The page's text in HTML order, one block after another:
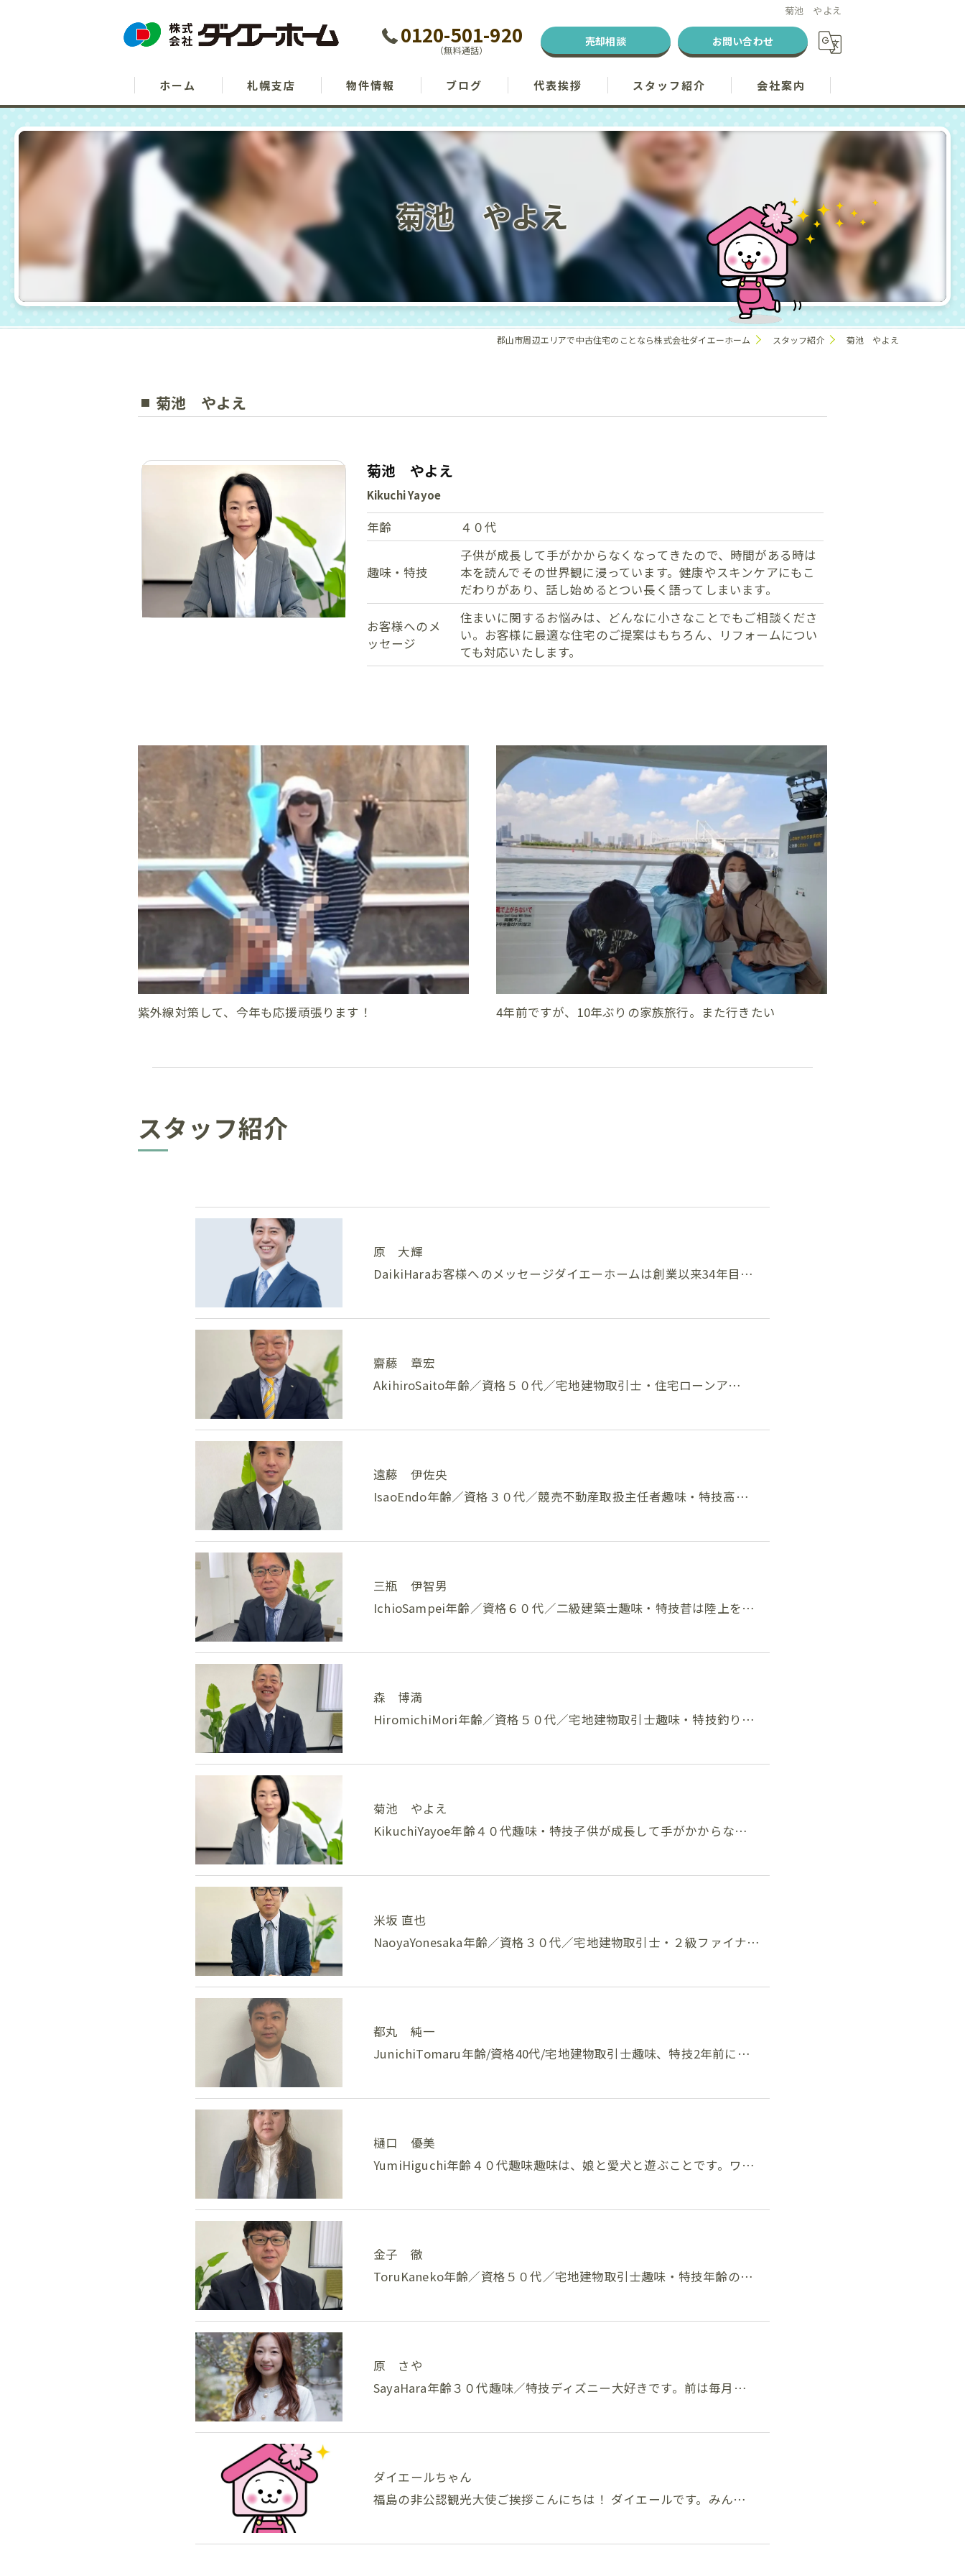
菊池 やよえ
0120-501-920
（無料通話）
売却相談 お問い合わせ
ホーム 札幌支店 物件情報 ブログ 代表挨拶 スタッフ紹介 会社案内
菊池 やよえ
郡山市周辺エリアで中古住宅のことなら株式会社ダイエーホーム スタッフ紹介 菊池 やよえ
菊池 やよえ
菊池 やよえ
Kikuchi Yayoe
年齢 ４０代
趣味・特技
子供が成長して手がかからなくなってきたので、時間がある時は
本を読んでその世界観に浸っています。健康やスキンケアにもこ
だわりがあり、話し始めるとつい長く語ってしまいます。
お客様へのメ
ッセージ
住まいに関するお悩みは、どんなに小さなことでもご相談くださ
い。お客様に最適な住宅のご提案はもちろん、リフォームについ
ても対応いたします。
紫外線対策して、今年も応援頑張ります！ 4年前ですが、10年ぶりの家族旅行。また行きたい
スタッフ紹介
原 大輝
DaikiHaraお客様へのメッセージダイエーホームは創業以来34年目…
齋藤 章宏
AkihiroSaito年齢／資格５０代／宅地建物取引士・住宅ローンア…
遠藤 伊佐央
IsaoEndo年齢／資格３０代／競売不動産取扱主任者趣味・特技高…
三瓶 伊智男
IchioSampei年齢／資格６０代／二級建築士趣味・特技昔は陸上を…
森 博満
HiromichiMori年齢／資格５０代／宅地建物取引士趣味・特技釣り…
菊池 やよえ
KikuchiYayoe年齢４０代趣味・特技子供が成長して手がかからな…
米坂 直也
NaoyaYonesaka年齢／資格３０代／宅地建物取引士・２級ファイナ…
都丸 純一
JunichiTomaru年齢/資格40代/宅地建物取引士趣味、特技2年前に…
樋口 優美
YumiHiguchi年齢４０代趣味趣味は、娘と愛犬と遊ぶことです。ワ…
金子 徹
ToruKaneko年齢／資格５０代／宅地建物取引士趣味・特技年齢の…
原 さや
SayaHara年齢３０代趣味／特技ディズニー大好きです。前は毎月…
ダイエールちゃん
福島の非公認観光大使ご挨拶こんにちは！ ダイエールです。みん…